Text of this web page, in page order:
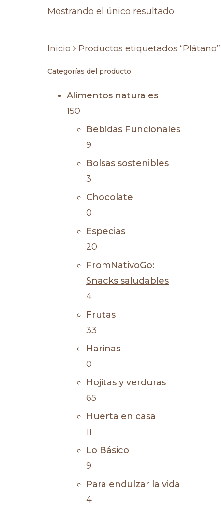
Mostrando el único resultado
Inicio Productos etiquetados “Plátano”
Categorías del producto
Alimentos naturales
150
Bebidas Funcionales
9
Bolsas sostenibles
3
Chocolate
0
Especias
20
FromNativoGo:
Snacks saludables
4
Frutas
33
Harinas
0
Hojitas y verduras
65
Huerta en casa
11
Lo Básico
9
Para endulzar la vida
4